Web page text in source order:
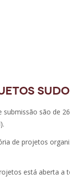
são de
de projetos
está aberta a